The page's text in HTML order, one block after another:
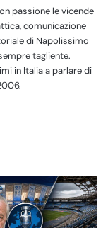
passione le vicende
comunicazione
di Napolissimo
tagliente.
in Italia a parlare di